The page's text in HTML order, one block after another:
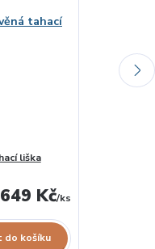
liška
649 Kč/ks
do košíku